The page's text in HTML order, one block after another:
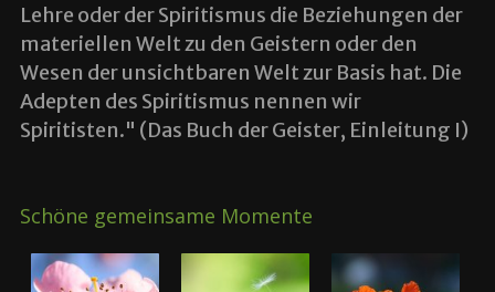
Lehre oder der Spiritismus die Beziehungen der
materiellen Welt zu den Geistern oder den
Wesen der unsichtbaren Welt zur Basis hat. Die
Adepten des Spiritismus nennen wir
Spiritisten." (Das Buch der Geister, Einleitung I)
Schöne gemeinsame Momente